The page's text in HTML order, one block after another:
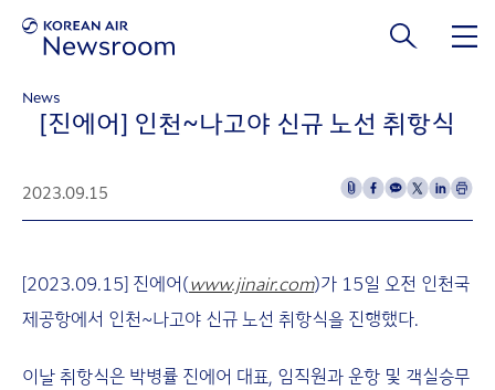
News
[진에어] 인천~나고야 신규 노선 취항식
2023.09.15
[2023.09.15] 진에어(www.jinair.com)가 15일 오전 인천국
제공항에서 인천~나고야 신규 노선 취항식을 진행했다.
이날 취항식은 박병률 진에어 대표, 임직원과 운항 및 객실승무